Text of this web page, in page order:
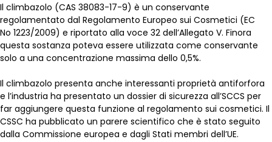
Il climbazolo (CAS 38083-17-9) è un conservante
regolamentato dal Regolamento Europeo sui Cosmetici (EC
No 1223/2009) e riportato alla voce 32 dell’Allegato V. Finora
questa sostanza poteva essere utilizzata come conservante
solo a una concentrazione massima dello 0,5%.
Il climbazolo presenta anche interessanti proprietà antiforfora
e l’industria ha presentato un dossier di sicurezza all’SCCS per
far aggiungere questa funzione al regolamento sui cosmetici. Il
CSSC ha pubblicato un parere scientifico che è stato seguito
dalla Commissione europea e dagli Stati membri dell’UE.